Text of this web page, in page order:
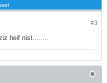
#3
heif nist........